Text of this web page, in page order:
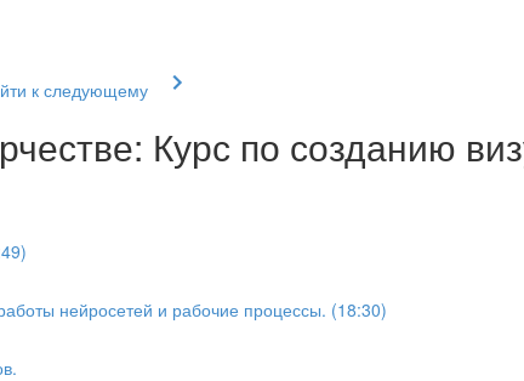
к следующему
Курс по созданию
нейросетей и рабочие процессы. (18:30)